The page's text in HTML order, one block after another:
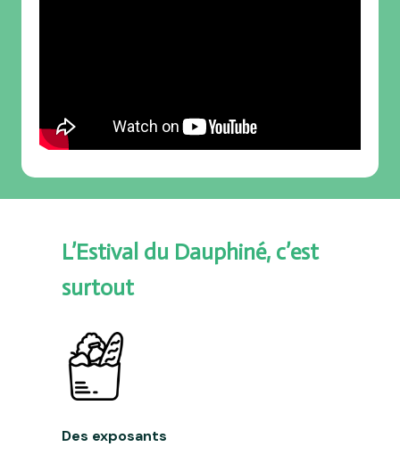
L’Estival du Dauphiné, c’est
surtout
Des exposants